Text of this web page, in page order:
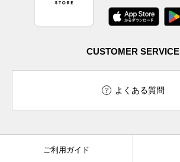
CUSTOMER SERVICE
よくある質問
ご利用ガイド